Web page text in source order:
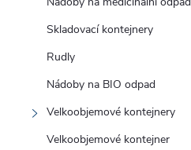
Skladovací kontejnery
Rudly
Nádoby na BIO odpad
Velkoobjemové kontejnery
Velkoobjemové kontejner